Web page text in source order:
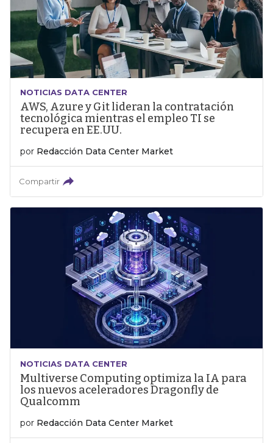
NOTICIAS DATA CENTER
AWS, Azure y Git lideran la contratación
tecnológica mientras el empleo TI se
recupera en EE.UU.
por Redacción Data Center Market
Compartir
NOTICIAS DATA CENTER
Multiverse Computing optimiza la IA para
los nuevos aceleradores Dragonfly de
Qualcomm
por Redacción Data Center Market